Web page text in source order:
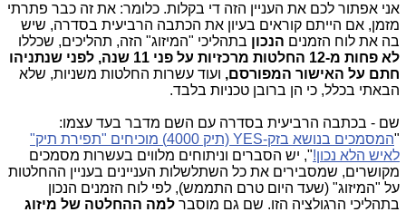
אני אפתור לכם את העניין הזה די בקלות. כלומר: את זה כבר פתרתי
מזמן, אם הייתם קוראים בעיון את הכתבה הרביעית בסדרה, שיש
בה את לוח הזמנים הנכון בתהליכי "המיזוג" הזה, תהליכים, שכללו
לא פחות מ-12 החלטות מרכזיות על פני 11 שנה, לפני שנתניהו
חתם על האישור המפורסם, ועוד עשרות החלטות משניות, שלא
הבאתי בכלל, כי הן ברובן טכניות בלבד.
שם - בכתבה הרביעית בסדרה עם השם מדבר בעד עצמו:
"
המסמכים בנושא בזק-YES (תיק 4000) מוכיחים "תפירת תיק"
לאיש הלא נכון!", יש הסברים וניתוחים מלווים בעשרות מסמכים
מקושרים, שמסבירים את כל השתלשלות העניינים בעניין ההחלטות
על "המיזוג" (שעד היום טרם התממש), לפי לוח הזמנים הנכון
בתהליכי הרגולציה הזו. שם גם מוסבר למה ההחלטה של מיזוג